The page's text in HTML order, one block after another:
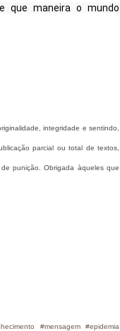
que maneira o mundo
integridade e sentindo,
parcial ou total de textos,
punição. Obrigada àqueles que
#mensagem #epidemia